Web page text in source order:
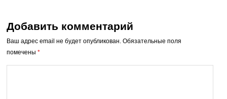
Добавить комментарий
Ваш адрес email не будет опубликован. Обязательные поля
помечены*